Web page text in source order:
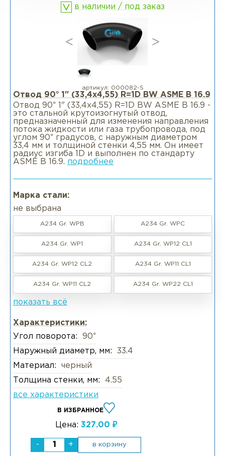
Фланцы раструбные SW
Фланцы свободные LJ
Фланцы воротниковые удлиненные
Фланцы воротниковые WN
в наличии / под заказ
артикул: 000082-S
Отвод 90° 1" (33,4х4,55) R=1D BW ASME B 16.9
Отвод 90° 1" (33,4х4,55) R=1D BW ASME B 16.9 -
это стальной крутоизогнутый отвод,
предназначенный для изменения направления
потока жидкости или газа трубопровода, под
углом 90° градусов, с наружным диаметром
33,4 мм и толщиной стенки 4,55 мм. Он имеет
радиус изгиба 1D и выполнен по стандарту
ASME B 16.9. подробнее
Марка стали:
не выбрана
A234 Gr. WPB A234 Gr. WPC
A234 Gr. WP1 A234 Gr. WP12 CL1
A234 Gr. WP12 CL2 A234 Gr. WP11 CL1
A234 Gr. WP11 CL2 A234 Gr. WP22 CL1
показать всё
Характеристики:
Угол поворота:
90°
Наружный диаметр, мм:
33.4
Материал:
черный
Толщина стенки, мм:
4.55
все характеристики
В ИЗБРАННОЕ
Цена: 327.00 ₽
- + в корзину